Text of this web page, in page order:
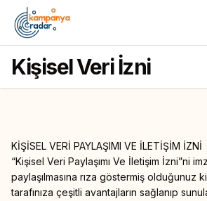
Kişisel Veri İzni
KİŞİSEL VERİ PAYLAŞIMI VE İLETİŞİM İZNİ
“Kişisel Veri Paylaşımı Ve İletişim İzni”ni
paylaşılmasına rıza göstermiş olduğunuz
tarafınıza çeşitli avantajların sağlanıp